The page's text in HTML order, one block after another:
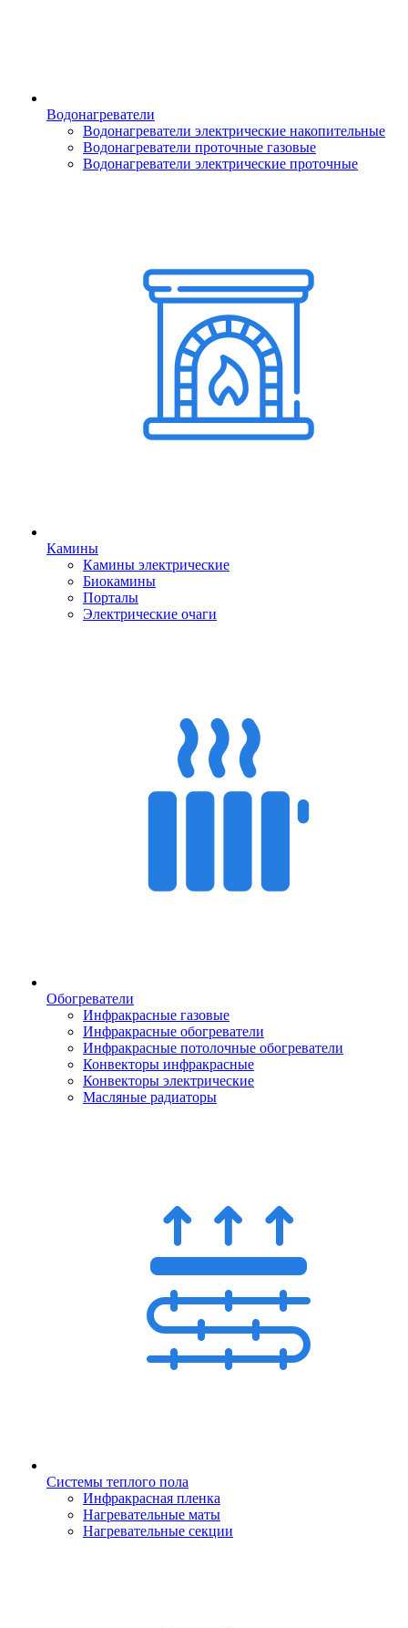
Водонагреватели
Водонагреватели электрические накопительные
Водонагреватели проточные газовые
Водонагреватели электрические проточные
Камины
Камины электрические
Биокамины
Порталы
Электрические очаги
Обогреватели
Инфракрасные газовые
Инфракрасные обогреватели
Инфракрасные потолочные обогреватели
Конвекторы инфракрасные
Конвекторы электрические
Масляные радиаторы
Системы теплого пола
Инфракрасная пленка
Нагревательные маты
Нагревательные секции